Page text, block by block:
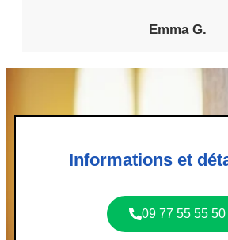
Emma G.
Informations et
09 77 55 55 50